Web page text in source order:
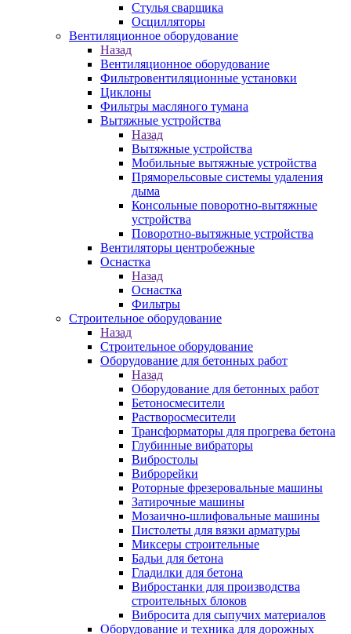
Стулья сварщика
Осцилляторы
Вентиляционное оборудование
Назад
Вентиляционное оборудование
Фильтровентиляционные установки
Циклоны
Фильтры масляного тумана
Вытяжные устройства
Назад
Вытяжные устройства
Мобильные вытяжные устройства
Пряморельсовые системы удаления
дыма
Консольные поворотно-вытяжные
устройства
Поворотно-вытяжные устройства
Вентиляторы центробежные
Оснастка
Назад
Оснастка
Фильтры
Строительное оборудование
Назад
Строительное оборудование
Оборудование для бетонных работ
Назад
Оборудование для бетонных работ
Бетоносмесители
Растворосмесители
Трансформаторы для прогрева бетона
Глубинные вибраторы
Вибростолы
Виброрейки
Роторные фрезеровальные машины
Затирочные машины
Мозаично-шлифовальные машины
Пистолеты для вязки арматуры
Миксеры строительные
Бадьи для бетона
Гладилки для бетона
Вибростанки для производства
строительных блоков
Вибросита для сыпучих материалов
Оборудование и техника для дорожных